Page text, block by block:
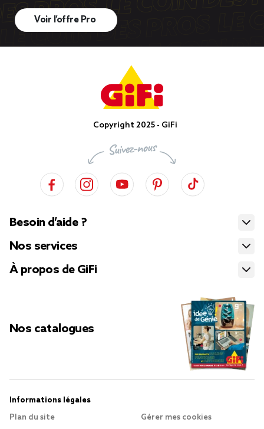
Voir l’offre Pro
Copyright 2025 - GiFi
Besoin d’aide ?
Nos services
À propos de GiFi
Nos catalogues
Informations légales
Plan du site
Gérer mes cookies